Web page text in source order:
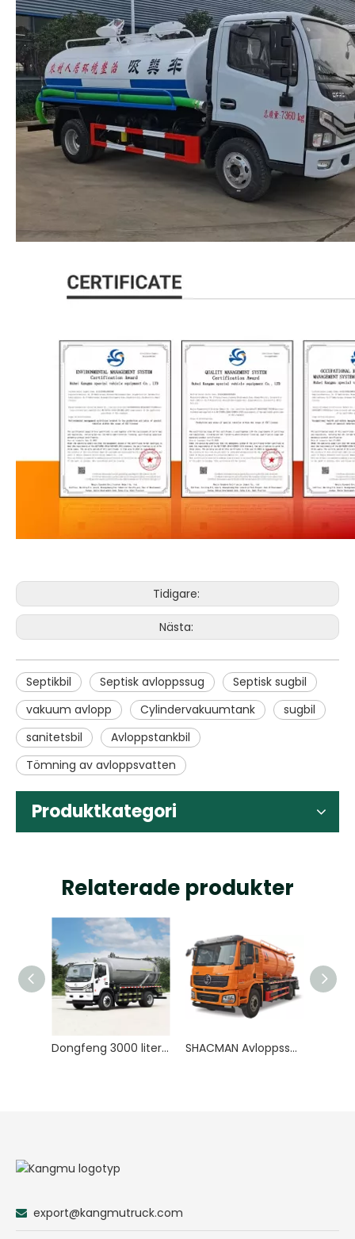
Tidigare:
Nästa:
Septikbil Septisk avloppssug
Septisk sugbil
vakuum avlopp
Cylindervakuumtank
sugbil
sanitetsbil
Avloppstankbil
Tömning av avloppsvatten
Produktkategori
Relaterade produkter
Dongfeng 3000 liter dammsugare avloppsrening avloppstank Septisk avloppssug SHACMAN Avloppssug Truck
 export@kangmutruck.com